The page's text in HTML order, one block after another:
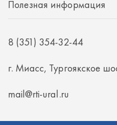
ИНН 7415101168
ОГРН 1187456037768
Политика конфиденциальности